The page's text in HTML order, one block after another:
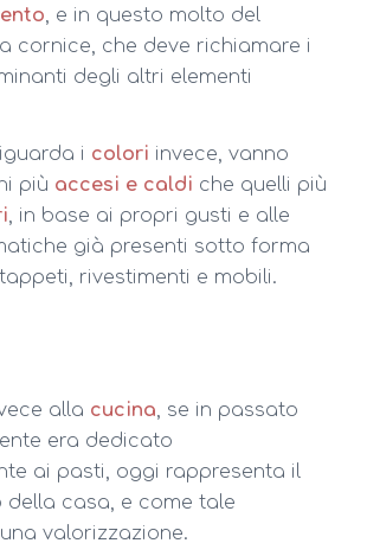
, e in questo molto del
cornice, che deve richiamare i
degli altri elementi
i colori invece, vanno
più accesi e caldi che quelli più
, in base ai propri gusti e alle
già presenti sotto forma
rivestimenti e mobili.
alla cucina, se in passato
era dedicato
ai pasti, oggi rappresenta il
della casa, e come tale
valorizzazione.